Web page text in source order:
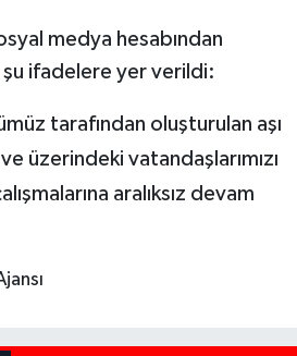
medya hesabından
şu ifadelere yer verildi:
tarafından oluşturulan aşı
üzerindeki vatandaşlarımızı
aralıksız devam